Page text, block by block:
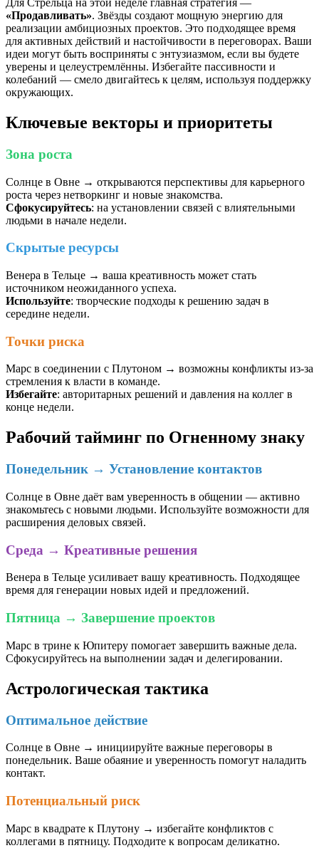
Для Стрельца на этой неделе главная стратегия —
«Продавливать». Звёзды создают мощную энергию для
реализации амбициозных проектов. Это подходящее время
для активных действий и настойчивости в переговорах. Ваши
идеи могут быть восприняты с энтузиазмом, если вы будете
уверены и целеустремлённы. Избегайте пассивности и
колебаний — смело двигайтесь к целям, используя поддержку
окружающих.
Ключевые векторы и приоритеты
Зона роста
Солнце в Овне → открываются перспективы для карьерного
роста через нетворкинг и новые знакомства.
Сфокусируйтесь: на установлении связей с влиятельными
людьми в начале недели.
Скрытые ресурсы
Венера в Тельце → ваша креативность может стать
источником неожиданного успеха.
Используйте: творческие подходы к решению задач в
середине недели.
Точки риска
Марс в соединении с Плутоном → возможны конфликты из-за
стремления к власти в команде.
Избегайте: авторитарных решений и давления на коллег в
конце недели.
Рабочий тайминг по Огненному знаку
Понедельник → Установление контактов
Солнце в Овне даёт вам уверенность в общении — активно
знакомьтесь с новыми людьми. Используйте возможности для
расширения деловых связей.
Среда → Креативные решения
Венера в Тельце усиливает вашу креативность. Подходящее
время для генерации новых идей и предложений.
Пятница → Завершение проектов
Марс в трине к Юпитеру помогает завершить важные дела.
Сфокусируйтесь на выполнении задач и делегировании.
Астрологическая тактика
Оптимальное действие
Солнце в Овне → инициируйте важные переговоры в
понедельник. Ваше обаяние и уверенность помогут наладить
контакт.
Потенциальный риск
Марс в квадрате к Плутону → избегайте конфликтов с
коллегами в пятницу. Подходите к вопросам деликатно.